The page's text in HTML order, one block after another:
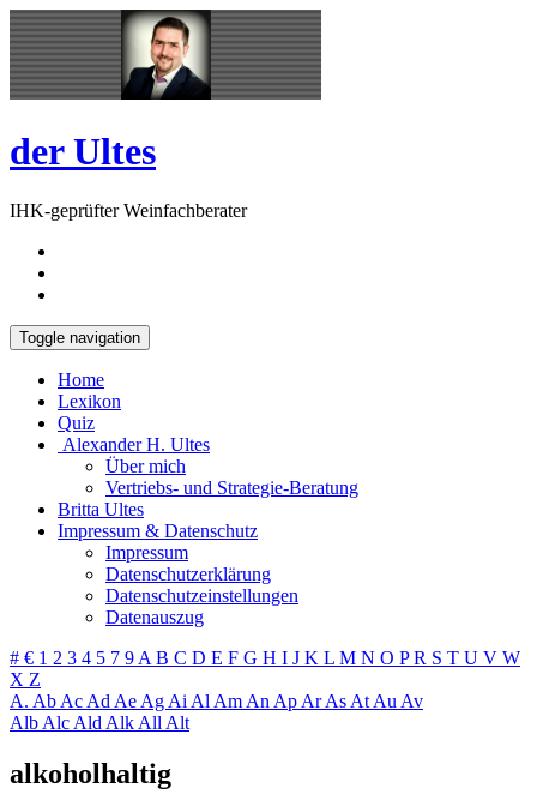
Skip
to
content
Open
Sidebar
der Ultes
IHK-geprüfter Weinfachberater
Toggle navigation
Home
Lexikon
Quiz
Alexander H. Ultes
Über mich
Vertriebs- und Strategie-Beratung
Britta Ultes
Impressum & Datenschutz
Impressum
Datenschutzerklärung
Datenschutzeinstellungen
Datenauszug
# € 1 2 3 4 5 7 9 A B C D E F G H I J K L M N O PR S T U V W
X Z
A. Ab Ac Ad Ae Ag Ai Al Am An Ap ArAs At Au Av
Alb Alc Ald Alk All Alt
alkoholhaltig